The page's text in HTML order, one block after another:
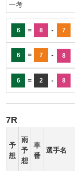
一考
6 = 8 - 7
6 = 7 - 8
6 = 2 - 8
7R
予
想
雨
予
想
車
番
選手名